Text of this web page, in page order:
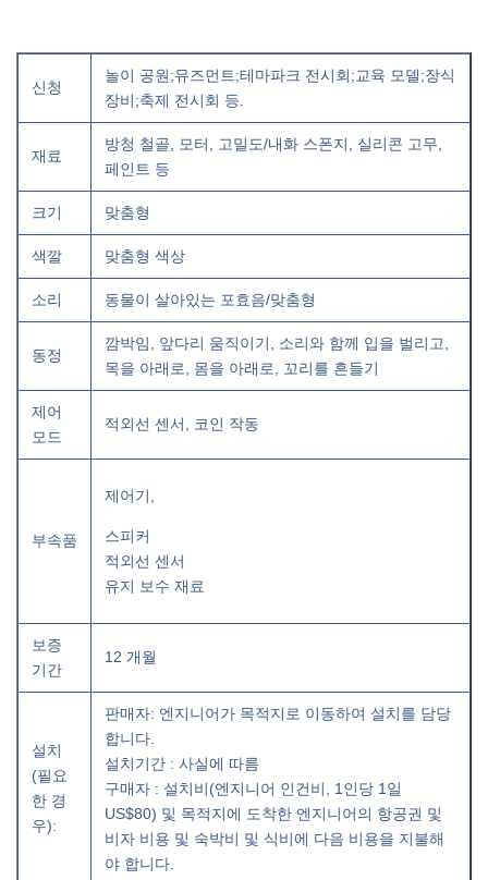
신청
놀이 공원;뮤즈먼트;테마파크 전시회;교육 모델;장식
장비;축제 전시회 등.
재료
방청 철골, 모터, 고밀도/내화 스폰지, 실리콘 고무,
페인트 등
크기 맞춤형
색깔 맞춤형 색상
소리 동물이 살아있는 포효음/맞춤형
동정
깜박임, 앞다리 움직이기, 소리와 함께 입을 벌리고,
목을 아래로, 몸을 아래로, 꼬리를 흔들기
제어
모드
적외선 센서, 코인 작동
부속품
제어기,
스피커
적외선 센서
유지 보수 재료
보증
기간
12 개월
설치
(필요
한 경
우):
판매자: 엔지니어가 목적지로 이동하여 설치를 담당
합니다.
설치기간 : 사실에 따름
구매자 : 설치비(엔지니어 인건비, 1인당 1일
US$80) 및 목적지에 도착한 엔지니어의 항공권 및
비자 비용 및 숙박비 및 식비에 다음 비용을 지불해
야 합니다.